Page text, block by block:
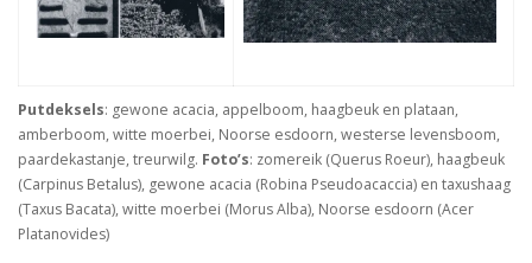
Putdeksels: gewone acacia, appelboom, haagbeuk en plataan,
amberboom, witte moerbei, Noorse esdoorn, westerse levensboom,
paardekastanje, treurwilg. Foto’s: zomereik (Querus Roeur), haagbeuk
(Carpinus Betalus), gewone acacia (Robina Pseudoacaccia) en taxushaag
(Taxus Bacata), witte moerbei (Morus Alba), Noorse esdoorn (Acer
Platanovides)